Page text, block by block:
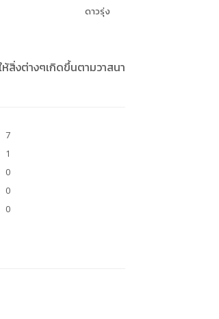
ดาวรุ่ง
ห้สิ่งต่างๆเกิดขึ้นตามวาสนา
7
1
0
0
0